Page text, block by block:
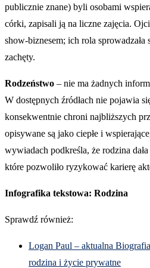
publicznie znane) byli osobami
córki, zapisali ją na liczne zajęcia.
show-biznesem; ich rola
zachęty.
Rodzeństwo – nie ma żadnych
W dostępnych źródłach nie pojawia
konsekwentnie chroni najbliższych
opisywane są jako ciepłe i
wywiadach podkreśla, że rodzina
które pozwoliło ryzykować karierę
Infografika tekstowa: Rodzina
Sprawdź również:
Logan Paul – aktualna
rodzina i życie prywatne